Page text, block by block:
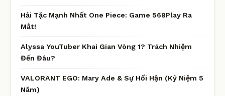
Hải Tặc Mạnh Nhất One Piece: Game 568Play Ra
Mắt!
Alyssa YouTuber Khai Gian Vòng 1? Trách Nhiệm
Đến Đâu?
VALORANT EGO: Mary Ade & Sự Hối Hận (Kỷ Niệm 5
Năm)